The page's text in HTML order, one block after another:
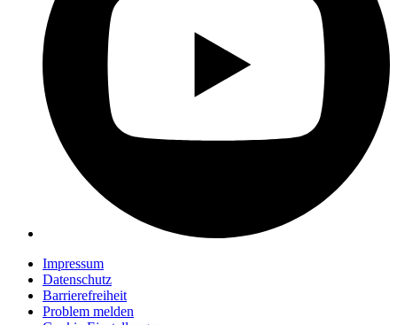
Impressum
Datenschutz
Barrierefreiheit
Problem melden